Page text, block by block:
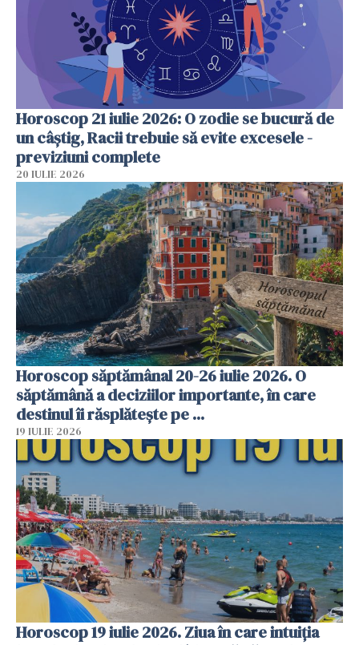
Horoscop 21 iulie 2026: O zodie se bucură de
un câștig, Racii trebuie să evite excesele -
previziuni complete
20 IULIE 2026
Horoscop săptămânal 20-26 iulie 2026. O
săptămână a deciziilor importante, în care
destinul îi răsplătește pe ...
19 IULIE 2026
Horoscop 19 iulie 2026. Ziua în care intuiția